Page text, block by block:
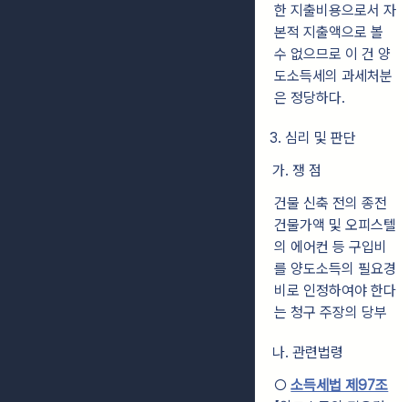
한 지출비용으로서 자
본적 지출액으로 볼
수 없으므로 이 건 양
도소득세의 과세처분
은 정당하다.
3. 심리 및 판단
가. 쟁 점
건물 신축 전의 종전
건물가액 및 오피스텔
의 에어컨 등 구입비
를 양도소득의 필요경
비로 인정하여야 한다
는 청구 주장의 당부
나. 관련법령
○소득세법 제97조